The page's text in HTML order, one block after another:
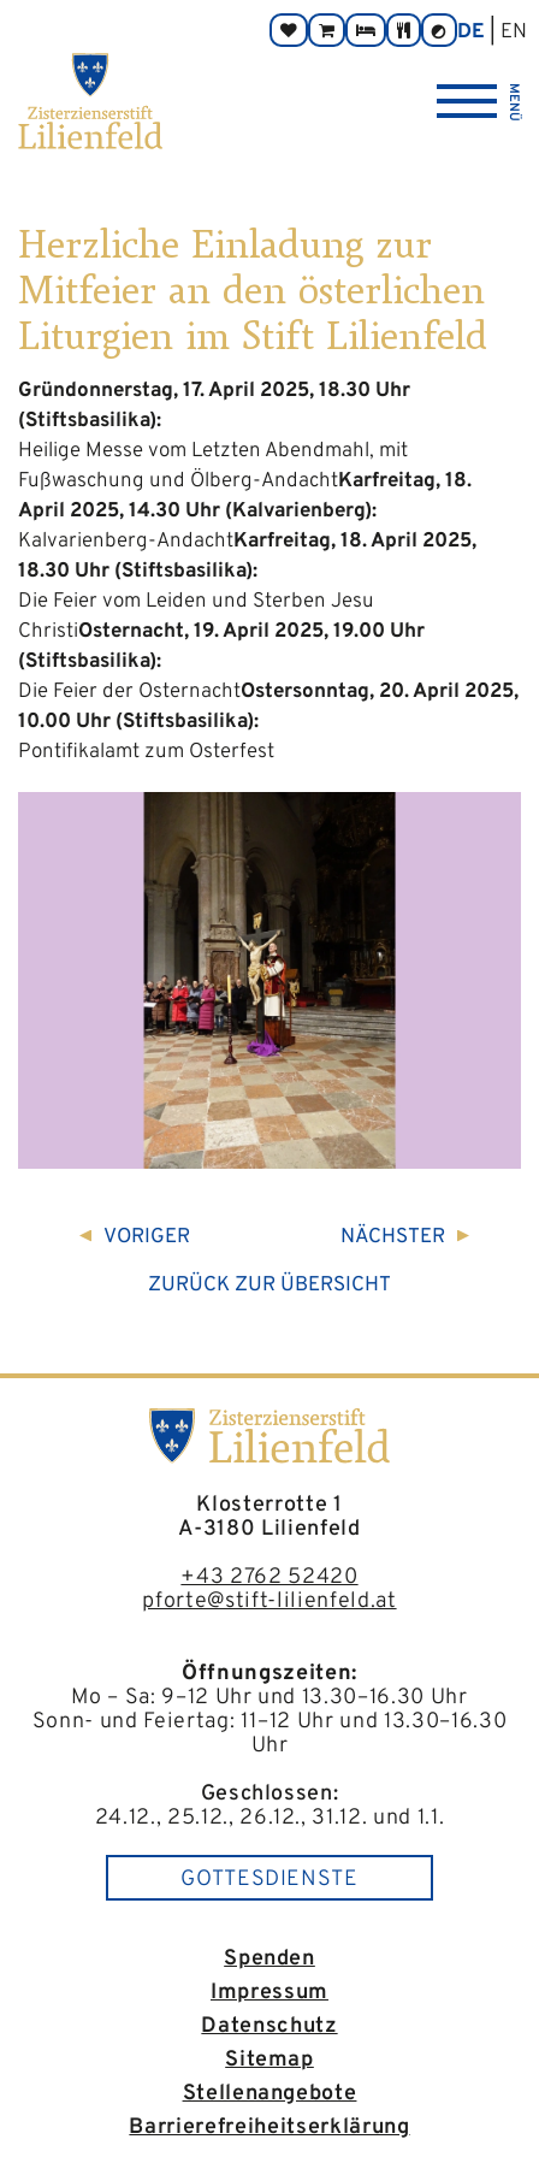
SpendenOnline-ZimmerTaverneKontrast
umschalten
DE
EN
Zisterzienserstift
Lilienfeld
verlinkt
MENÜ
Herzliche Einladung zur
Mitfeier an den österlichen
Liturgien im Stift Lilienfeld
Gründonnerstag, 17. April 2025, 18.30 Uhr
(Stiftsbasilika):
Heilige Messe vom Letzten Abendmahl, mit
Fußwaschung und Ölberg-AndachtKarfreitag, 18.
April 2025, 14.30 Uhr (Kalvarienberg):
Kalvarienberg-AndachtKarfreitag, 18. April 2025,
18.30 Uhr (Stiftsbasilika):
Die Feier vom Leiden und Sterben Jesu
ChristiOsternacht, 19. April 2025, 19.00 Uhr
(Stiftsbasilika):
Die Feier der OsternachtOstersonntag, 20. April 2025,
10.00 Uhr (Stiftsbasilika):
Pontifikalamt zum Osterfest
VORIGER
ZURÜCK ZUR ÜBERSICHT
NÄCHSTER
Klosterrotte 1
A-3180 Lilienfeld
+43 2762 52420
pforte@stift-lilienfeld.at
Öffnungszeiten:
Mo – Sa: 9–12 Uhr und 13.30–16.30 Uhr
Sonn- und Feiertag: 11–12 Uhr und 13.30–16.30
Uhr
Geschlossen:
24.12., 25.12., 26.12., 31.12. und 1.1.
GOTTESDIENSTE
Spenden
Impressum
Datenschutz
Sitemap
Stellenangebote
Barrierefreiheitserklärung